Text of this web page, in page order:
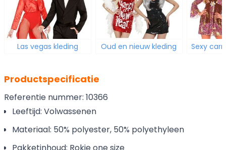
Las vegas kleding Oud en nieuw kleding Sexy
Productspecificatie
Referentie nummer: 10366
Leeftijd: Volwassenen
Materiaal: 50% polyester, 50% polyethyleen